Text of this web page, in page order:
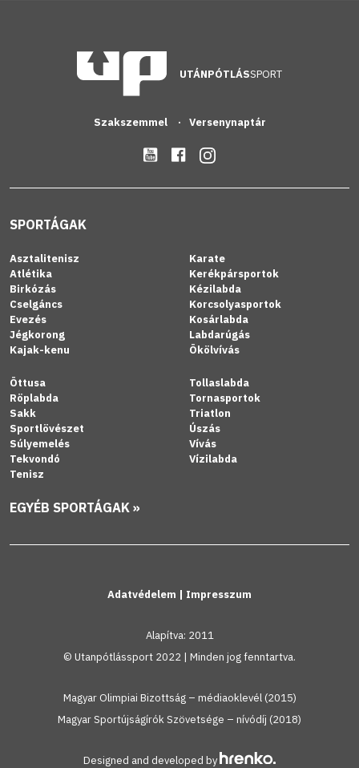
UTÁNPÓTLÁSSPORT
Szakszemmel Versenynaptár
SPORTÁGAK
Asztalitenisz
Atlétika
Birkózás
Cselgáncs
Evezés
Jégkorong
Kajak-kenu
Karate
Kerékpársportok
Kézilabda
Korcsolyasportok
Kosárlabda
Labdarúgás
Ökölvívás
Öttusa
Röplabda
Sakk
Sportlövészet
Súlyemelés
Tekvondó
Tenisz
Tollaslabda
Tornasportok
Triatlon
Úszás
Vívás
Vízilabda
EGYÉB SPORTÁGAK »
Adatvédelem | Impresszum
Alapítva: 2011
© Utanpótlássport 2022 | Minden jog fenntartva.
Magyar Olimpiai Bizottság – médiaoklevél (2015)
Magyar Sportújságírók Szövetsége – nívódíj (2018)
Designed and developed by